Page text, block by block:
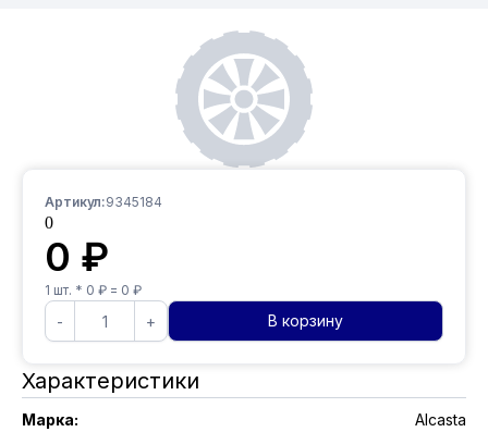
Характеристики
Марка: Alcasta
Артикул:9345184
0
0 ₽
1 шт. * 0 ₽ = 0 ₽
- + В корзину